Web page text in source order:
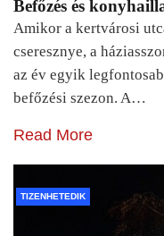
Befőzés és
Amikor a kertvárosi
cseresznye, a
az év egyik
befőzési szezon. A…
Read More
TIZENHETEDIK